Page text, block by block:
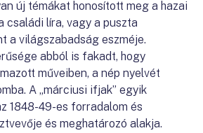
új témákat honosított meg a hazai
családi líra, vagy a puszta
a világszabadság eszméje.
abból is fakadt, hogy
műveiben, a nép nyelvét
A „márciusi ifjak” egyik
1848-49-es forradalom és
és meghatározó alakja.